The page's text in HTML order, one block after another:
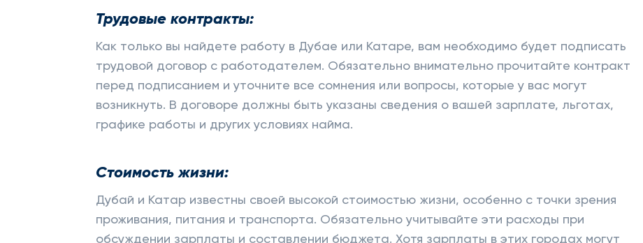
Трудовые контракты:
Как только вы найдете работу в Дубае или Катаре, вам необходимо будет подписать
трудовой договор с работодателем. Обязательно внимательно прочитайте контракт
перед подписанием и уточните все сомнения или вопросы, которые у вас могут
возникнуть. В договоре должны быть указаны сведения о вашей зарплате, льготах,
графике работы и других условиях найма.
Стоимость жизни:
Дубай и Катар известны своей высокой стоимостью жизни, особенно с точки зрения
проживания, питания и транспорта. Обязательно учитывайте эти расходы при
обсуждении зарплаты и составлении бюджета. Хотя зарплаты в этих городах могут